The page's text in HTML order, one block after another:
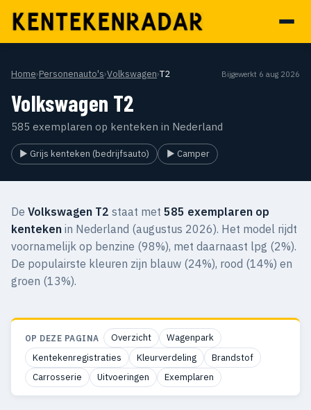
Home›Personenauto's›Volkswagen›T2 Bijgewerkt 6 aug 2026
Volkswagen T2
585 exemplaren op kenteken in Nederland
▶ Grijs kenteken (bedrijfsauto) ▶ Camper
De Volkswagen T2 staat met 585 exemplaren op
kenteken in Nederland (augustus 2026). Het model rijdt
voornamelijk op benzine (98%), met daarnaast lpg (2%).
De populairste kleuren zijn blauw (24%), rood (14%) en
groen (13%).
OP DEZE PAGINA Overzicht
Wagenpark
Kentekenregistraties
Kleurverdeling
Brandstof
Carrosserie
Uitvoeringen Exemplaren